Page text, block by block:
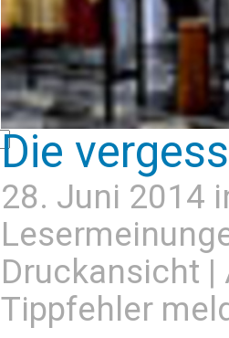
Die
28. Juni 2014
Druckansicht |
Tippfehler